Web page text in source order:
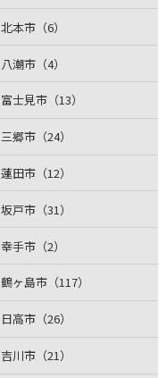
北本市（6）
八潮市（4）
富士見市（13）
三郷市（24）
蓮田市（12）
坂戸市（31）
幸手市（2）
鶴ヶ島市（117）
日高市（26）
吉川市（21）